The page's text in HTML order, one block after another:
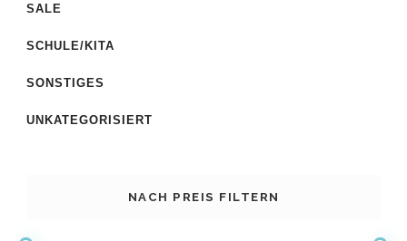
SALE
SCHULE/KITA
SONSTIGES
UNKATEGORISIERT
NACH PREIS FILTERN